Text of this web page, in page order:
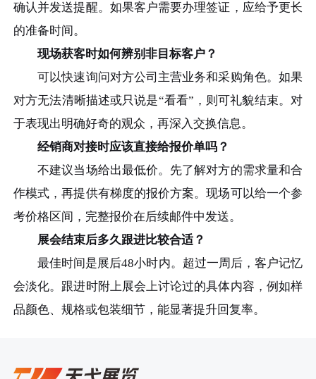
确认并发送提醒。如果客户需要办理签证，应给予更长
的准备时间。
现场获客时如何辨别非目标客户？
可以快速询问对方公司主营业务和采购角色。如果
对方无法清晰描述或只说是“看看”，则可礼貌结束。对
于表现出明确好奇的观众，再深入交换信息。
经销商对接时应该直接给报价单吗？
不建议当场给出最低价。先了解对方的需求量和合
作模式，再提供有梯度的报价方案。现场可以给一个参
考价格区间，完整报价在后续邮件中发送。
展会结束后多久跟进比较合适？
最佳时间是展后48小时内。超过一周后，客户记忆
会淡化。跟进时附上展会上讨论过的具体内容，例如样
品颜色、规格或包装细节，能显著提升回复率。